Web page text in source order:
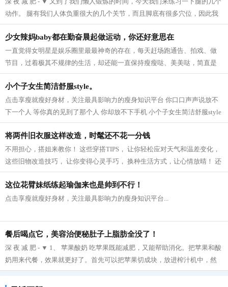
动作。 腿有我们人体负重很大的几个关节，而且脚底有很多穴位，因此我
们要多锻炼我们的脚，促进血液循...
少女辣妈baby都在勤奋晨起做运动，你还好意思在
一直觉得女明星是娱乐圈里最最神奇的存在，每天赶场跑通告、拍戏、做
节目，过着极其不规律的生活，却还能一直保持瘦瘦哒、美美哒，简直是
羡慕死我们这些凡人啦~老天爷爷太不公...
小个子女生简洁舒服style。
点击享瘦就瘦好身材，关注最具影响力的瘦身知识平台 你口口声声说放不
下一个人 等你真的见到了那个人 你却放不下手机 小个子女生简洁舒服style
模特身高159CM 165cm半熟女生的轻熟小性...
将两件旧衣服这样改造，时髦还不花一分钱
不用担心，搭姐来教你！ 这些穿搭TIPS， 让你轻松应对天气和温差变化，
这些旧物改造技巧， 让你变得心灵手巧， 换种生活方式，让心情放晴！ 还
等什么，快点学起来吧！ 针织衫 风...
这位花臂妹纸练起瑜伽来也是帅到不行！
点击享瘦就瘦好身材，关注最具影响力的瘦身知识平台...
餐后喝点它，美容治便秘肚子上脂肪全没了！
深 夜 减 肥 - ▼ 1、 苹果酸奶 吃苹果既能减肥，又能帮助消化。把苹果和酸
奶用来代餐，效果就更好了。首先可以把苹果切成块，放进榨汁机中，然
后再把榨好的苹果汁与酸奶拌在一起...